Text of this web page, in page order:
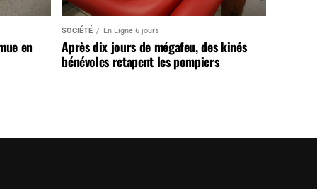
en
SOCIÉTÉ En Ligne 6 jours
Après dix jours de mégafeu, des kinés
bénévoles retapent les pompiers